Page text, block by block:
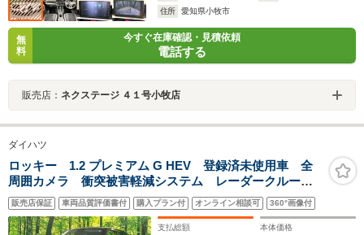
住所
愛知県小牧市
無
料
今すぐ在庫確認・見積依頼
電話する
販売店： ネクステージ ４１号小牧店
ダイハツ
ロッキー 1.2 プレミアム G HEV 登録済未使用車 全
周囲カメラ 衝突被害軽減システム レーダークルー
ズ コーナーセンサー スマートキー LEDヘッド 純
正17インチアルミ オートハイビーム 車線逸脱警報
オートライト オートエアコン
販売店保証 車両品質評価書付 購入プラン付 オンライン相談可 360°画像付
支払総額 本体価格